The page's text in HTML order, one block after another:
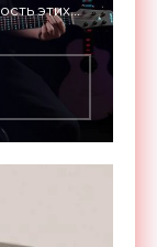
этих